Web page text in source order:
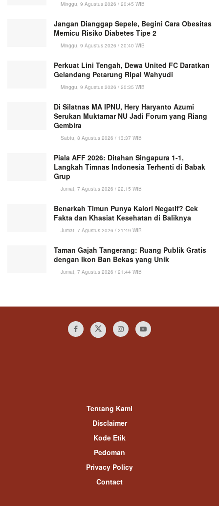
Minggu, 9 Agustus 2026 / 20:45 WIB
Jangan Dianggap Sepele, Begini Cara Obesitas
Memicu Risiko Diabetes Tipe 2
Minggu, 9 Agustus 2026 / 20:40 WIB
Perkuat Lini Tengah, Dewa United FC Daratkan
Gelandang Petarung Ripal Wahyudi
Minggu, 9 Agustus 2026 / 20:35 WIB
Di Silatnas MA IPNU, Hery Haryanto Azumi
Serukan Muktamar NU Jadi Forum yang Riang
Gembira
Sabtu, 8 Agustus 2026 / 13:37 WIB
Piala AFF 2026: Ditahan Singapura 1-1,
Langkah Timnas Indonesia Terhenti di Babak
Grup
Jumat, 7 Agustus 2026 / 22:15 WIB
Benarkah Timun Punya Kalori Negatif? Cek
Fakta dan Khasiat Kesehatan di Baliknya
Jumat, 7 Agustus 2026 / 21:49 WIB
Taman Gajah Tangerang: Ruang Publik Gratis
dengan Ikon Ban Bekas yang Unik
Jumat, 7 Agustus 2026 / 21:44 WIB
Tentang Kami
Disclaimer
Kode Etik
Pedoman
Privacy Policy
Contact